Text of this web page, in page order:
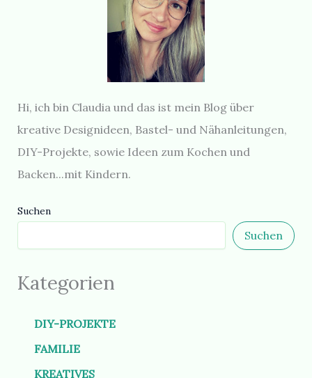
Hi, ich bin Claudia und das ist mein Blog über
kreative Designideen, Bastel- und Nähanleitungen,
DIY-Projekte, sowie Ideen zum Kochen und
Backen...mit Kindern.
Suchen
Suchen
Kategorien
DIY-PROJEKTE
FAMILIE
KREATIVES